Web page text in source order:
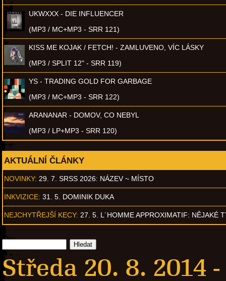
UKWXXX - DIE INFLUENCER
(MP3 / MC+MP3 - SRR 121)
KISS ME KOJAK / FETCH! - ZAMLUVENO, VÍC LÁSKY
(MP3 / SPLIT 12" - SRR 119)
YS - TRADING GOLD FOR GARBAGE
(MP3 / MC+MP3 - SRR 122)
ARANANAR - DOMOV, CO NEBYL
(MP3 / LP+MP3 - SRR 120)
AKTUÁLNÍ ČLÁNKY
NOVINKY: 29. 7. SRSS 2026: NÁZEV ~ MÍSTO
INKVIZICE: 31. 5. DOMINIK DUKA
NEJCHYTŘEJŠÍ KECY: 27. 5. L´HOMME APPROXIMATIF: NĚJAKÉ
Středa 20. 8. 2014